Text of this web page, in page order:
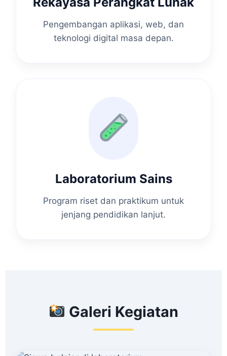
Pengembangan aplikasi, web, dan
teknologi digital masa depan.
Laboratorium Sains
Program riset dan praktikum untuk
jenjang pendidikan lanjut.
Galeri Kegiatan